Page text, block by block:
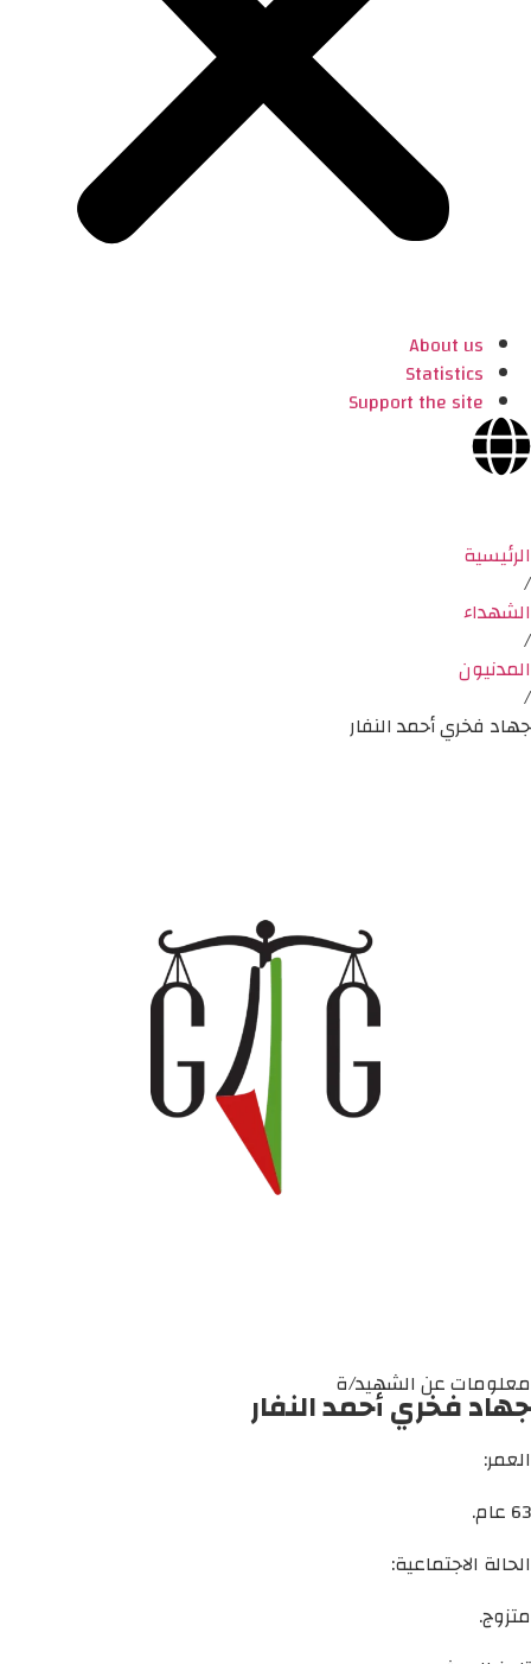
About us
Statistics
Support the site
الرئيسية
/
الشهداء
/
المدنيون
/
جهاد فخري أحمد النفار
معلومات عن الشهيد/ة
جهاد فخري أحمد النفار
العمر:
63 عام.
الحالة الاجتماعية:
متزوج.